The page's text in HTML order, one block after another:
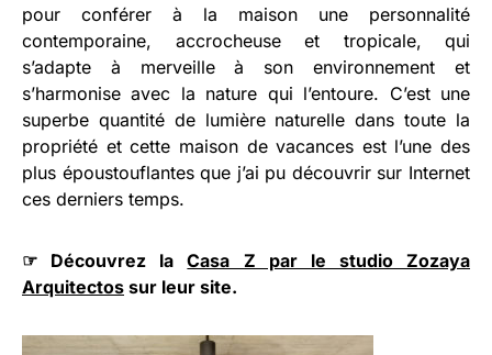
pour conférer à la maison une personnalité
contemporaine, accrocheuse et tropicale, qui
s’adapte à merveille à son environnement et
s’harmonise avec la nature qui l’entoure. C’est une
superbe quantité de lumière naturelle dans toute la
propriété et cette maison de vacances est l’une des
plus époustouflantes que j’ai pu découvrir sur Internet
ces derniers temps.
☞ Découvrez laCasa Z par le studio Zozaya
Arquitectos sur leur site.